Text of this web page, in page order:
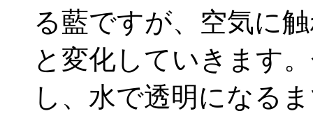
る藍ですが、空気に
と変化していきます
し、水で透明になる